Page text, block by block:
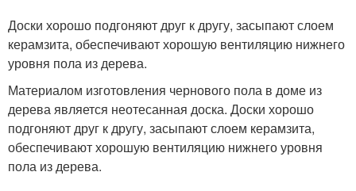
Доски хорошо подгоняют друг к другу, засыпают слоем
керамзита, обеспечивают хорошую вентиляцию нижнего
уровня пола из дерева.
Материалом изготовления чернового пола в доме из
дерева является неотесанная доска. Доски хорошо
подгоняют друг к другу, засыпают слоем керамзита,
обеспечивают хорошую вентиляцию нижнего уровня
пола из дерева.